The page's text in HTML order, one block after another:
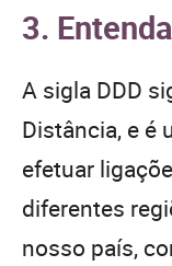
3.
A sigla DDD
Distância, e é
efetuar
diferentes
nosso país,